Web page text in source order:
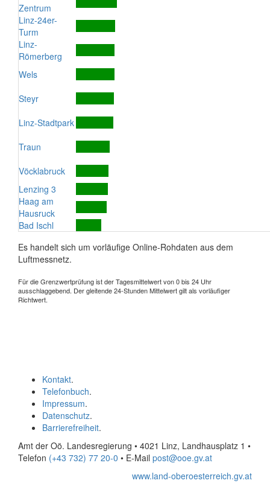
Zentrum
Linz-24er-
Turm
Linz-
Römerberg
Wels
Steyr
Linz-Stadtpark
Traun
Vöcklabruck
Lenzing 3
Haag am
Hausruck
Bad Ischl
Es handelt sich um vorläufige Online-Rohdaten aus dem
Luftmessnetz.
Für die Grenzwertprüfung ist der Tagesmittelwert von 0 bis 24 Uhr
ausschlaggebend. Der gleitende 24-Stunden Mittelwert gilt als vorläufiger
Richtwert.
Kontakt.
Telefonbuch.
Impressum.
Datenschutz.
Barrierefreiheit.
Amt der Oö. Landesregierung • 4021 Linz, Landhausplatz 1 •
Telefon (+43 732) 77 20-0 • E-Mail post@ooe.gv.at
www.land-oberoesterreich.gv.at